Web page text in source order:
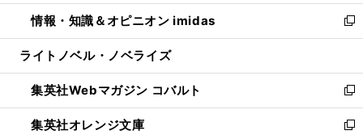
開
く
ウ
で
開
ン
ド
ウ
開
く
ウ
ィ
ン
ウ
で
開
く
し
い
ウ
ン
ド
ウ
で
情報・知識＆オピニオン imidas
新
し
ウ
ィ
ン
ド
ライトノベル・ノベライズ
集英社Webマガジン コバルト
新
し
い
集英社オレンジ文庫
新